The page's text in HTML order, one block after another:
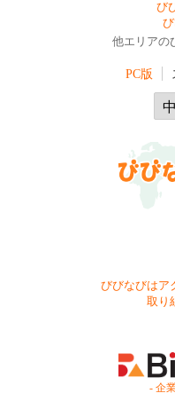
び
他エリアの
PC版
びびなびはア
取り
- 企